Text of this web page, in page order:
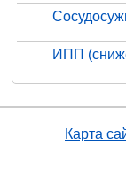
ИПП
Карта